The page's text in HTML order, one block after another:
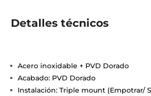
Detalles técnicos
Acero inoxidable + PVD Dorado
Acabado: PVD Dorado
Instalación: Triple mount (Empotrar/